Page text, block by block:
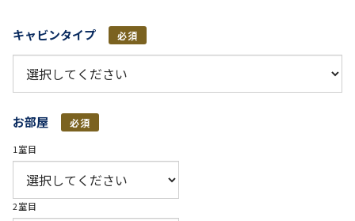
キャビンタイプ 必須
お部屋 必須
1室目
2室目